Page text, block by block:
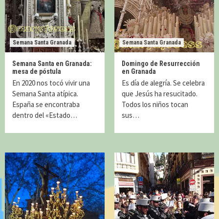
Semana Santa Granada
Semana Santa en Granada:
mesa de póstula
En 2020 nos tocó vivir una
Semana Santa atípica.
España se encontraba
dentro del «Estado…
Semana Santa Granada
Domingo de Resurrección
en Granada
Es día de alegría. Se celebra
que Jesús ha resucitado.
Todos los niños tocan
sus…